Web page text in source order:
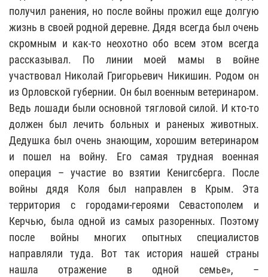
получил ранения, но после войны прожил еще долгую
жизнь в своей родной деревне. Дядя всегда был очень
скромным и как-то неохотно обо всем этом всегда
рассказывал. По линии моей мамы в войне
участвовал Николай Григорьевич Никишин. Родом он
из Орловской губернии. Он был военным ветеринаром.
Ведь лошади были основной тягловой силой. И кто-то
должен был лечить больных и раненых животных.
Дедушка был очень знающим, хорошим ветеринаром
и пошел на войну. Его самая трудная военная
операция – участие во взятии Кенигсберга. После
войны дядя Коля был направлен в Крым. Эта
территория с городами-героями Севастополем и
Керчью, была одной из самых разоренных. Поэтому
после войны многих опытных специалистов
направляли туда. Вот так история нашей страны
нашла отражение в одной семье», –